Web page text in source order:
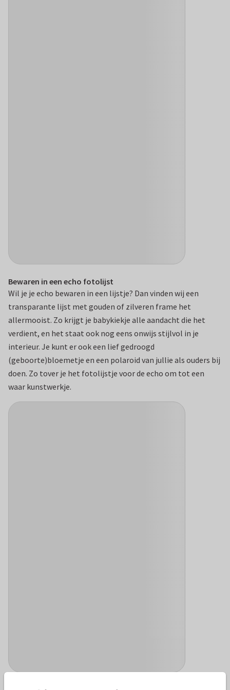
Bewaren in een echo fotolijst
Wil je je echo bewaren in een lijstje? Dan vinden wij een
transparante lijst met gouden of zilveren frame het
allermooist. Zo krijgt je babykiekje alle aandacht die het
verdient, en het staat ook nog eens onwijs stijlvol in je
interieur. Je kunt er ook een lief gedroogd
(geboorte)bloemetje en een polaroid van jullie als ouders bij
doen. Zo tover je het fotolijstje voor de echo om tot een
waar kunstwerkje.